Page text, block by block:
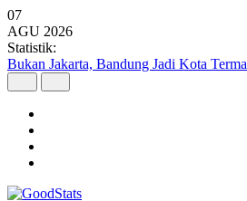
07
AGU 2026
Statistik:
Argo Merbabu Catat Penumpang